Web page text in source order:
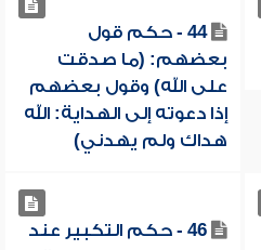
44 - حكم قول
بعضهم: (ما صدقت
على الله) وقول بعضهم
إذا دعوته إلى الهداية: الله
هداك ولم يهدني)
46 - حكم التكبير عند